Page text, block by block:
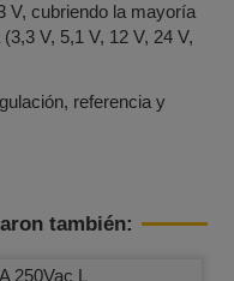
V, cubriendo la mayoría
V, 5,1 V, 12 V, 24 V,
referencia y
también: